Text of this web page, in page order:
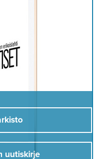
uutiskirje